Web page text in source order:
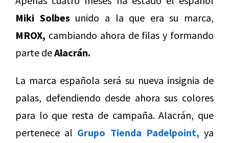
Miki Solbes unido a la que era su marca,
MROX, cambiando ahora de filas y formando
parte deAlacrán.
La marca española será su nueva insignia de
palas, defendiendo desde ahora sus colores
para lo que resta de campaña. Alacrán, que
pertenece al Grupo Tienda Padelpoint, ya